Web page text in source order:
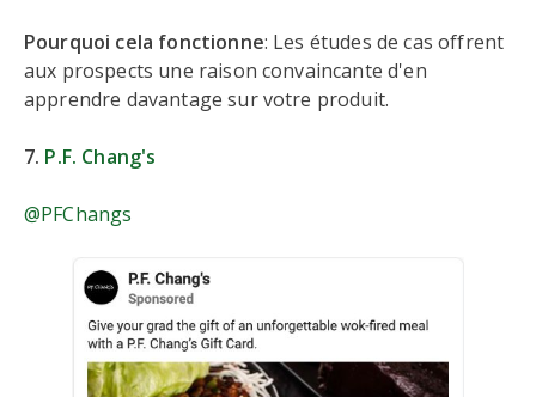
Pourquoi cela fonctionne: Les études de cas offrent
aux prospects une raison convaincante d'en
apprendre davantage sur votre produit.
7. P.F. Chang's
@PFChangs